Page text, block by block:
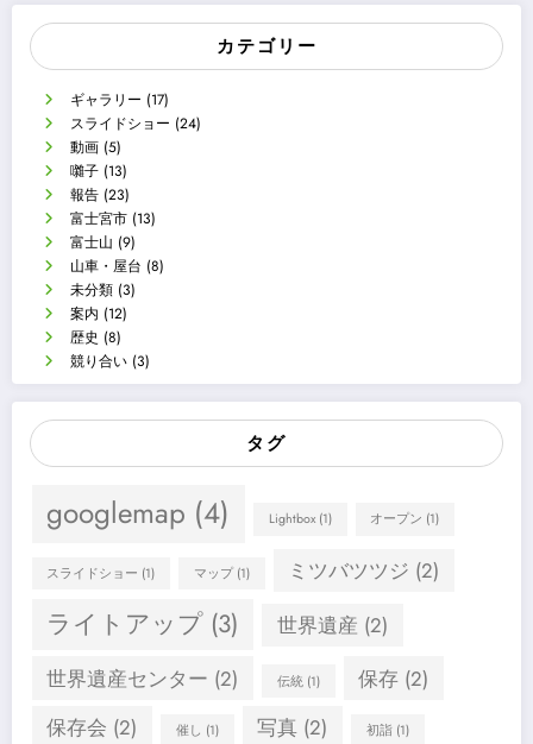
カテゴリー
ギャラリー (17)
スライドショー (24)
動画 (5)
囃子 (13)
報告 (23)
富士宮市 (13)
富士山 (9)
山車・屋台 (8)
未分類 (3)
案内 (12)
歴史 (8)
競り合い (3)
タグ
googlemap (4) Lightbox(1) オープン (1)
スライドショー (1) マップ(1) ミツバツツジ (2)
ライトアップ (3) 世界遺産 (2)
世界遺産センター (2) 伝統(1) 保存 (2)
保存会 (2) 催し (1) 写真 (2) 初詣(1)